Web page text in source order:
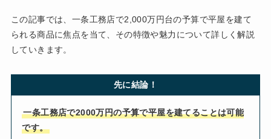
この記事では、一条工務店で2,000万円台の予算で平屋を建て
られる商品に焦点を当て、その特徴や魅力について詳しく解説
していきます。
先に結論！
一条工務店で2000万円の予算で平屋を建てることは可能
です。